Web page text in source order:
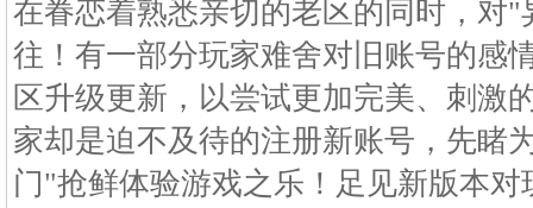
在眷恋着熟悉亲切的老区的同时，对
往！有一部分玩家难舍对旧账号的感
区升级更新，以尝试更加完美、刺激
家却是迫不及待的注册新账号，先睹
门"抢鲜体验游戏之乐！足见新版本